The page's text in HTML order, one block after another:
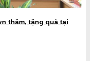
thăm, tặng quà tại